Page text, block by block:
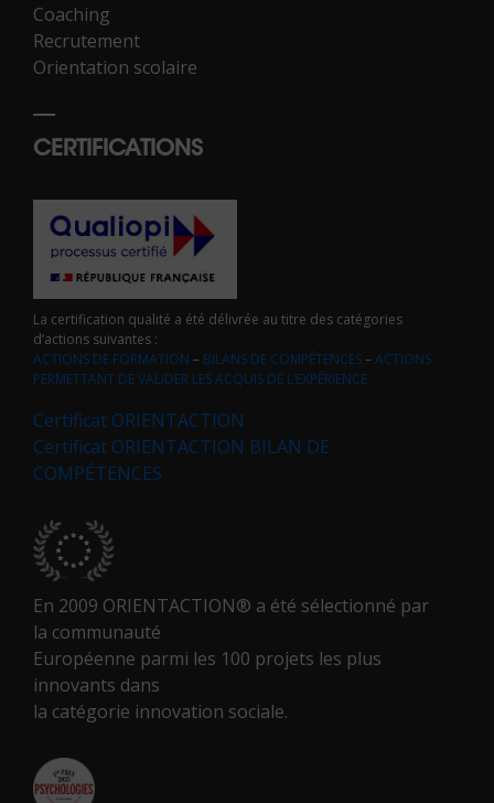
Coaching
Recrutement
Orientation scolaire
CERTIFICATIONS
La certification qualité a été délivrée au titre des catégories
d’actions suivantes :
ACTIONS DE FORMATION – BILANS DE COMPÉTENCES–ACTIONS
PERMETTANT DE VALIDER LES ACQUIS DE L’EXPÉRIENCE
Certificat ORIENTACTION
Certificat ORIENTACTION BILAN DE
COMPÉTENCES
En 2009 ORIENTACTION® a été sélectionné par
la communauté
Européenne parmi les 100 projets les plus
innovants dans
la catégorie innovation sociale.